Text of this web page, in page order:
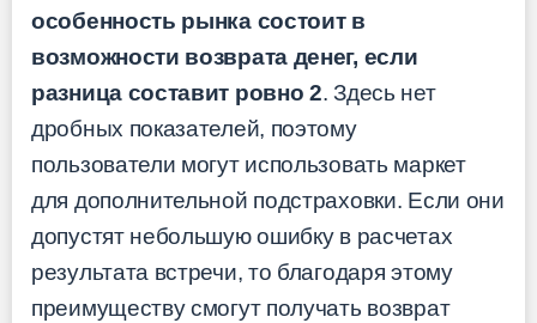
особенность рынка состоит в
возможности возврата денег, если
разница составит ровно 2. Здесь нет
дробных показателей, поэтому
пользователи могут использовать маркет
для дополнительной подстраховки. Если они
допустят небольшую ошибку в расчетах
результата встречи, то благодаря этому
преимуществу смогут получать возврат